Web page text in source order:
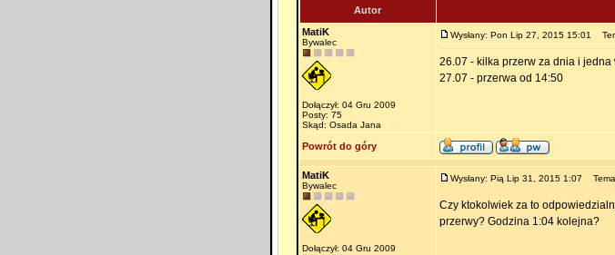
Autor
MatiK
Bywalec
Dołączył: 04 Gru 2009
Posty: 75
Skąd: Osada Jana
Wysłany: Pon Lip 27, 2015 15:01
26.07 - kilka przerw za dnia i jedna
27.07 - przerwa od 14:50
Powrót do góry
MatiK
Bywalec
Dołączył: 04 Gru 2009
Wysłany: Pią Lip 31, 2015 1:07
Czy ktokolwiek za to
przerwy? Godzina 1:04 kolejna?